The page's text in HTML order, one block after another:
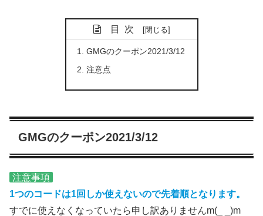
目次
GMGのクーポン2021/3/12
注意点
GMGのクーポン2021/3/12
注意事項
1つのコードは1回しか使えないので先着順となります。
すでに使えなくなっていたら申し訳ありませんm(_ _)m